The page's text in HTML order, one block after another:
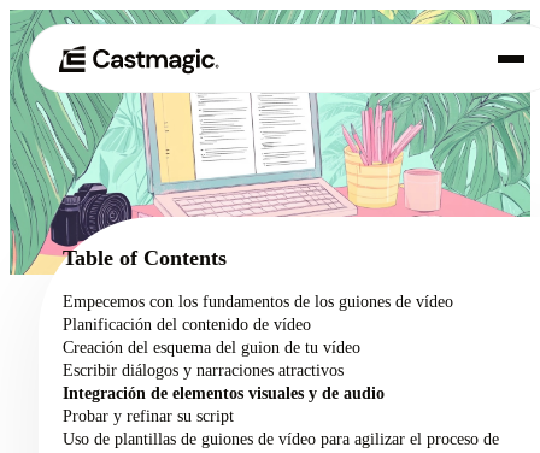
01 Producto
02 Casos de uso
Precios
Acerca de nosotros
Table of Contents
Empecemos con los fundamentos de los guiones de vídeo
Planificación del contenido de vídeo
Creación del esquema del guion de tu vídeo
Escribir diálogos y narraciones atractivos
Integración de elementos visuales y de audio
Probar y refinar su script
Uso de plantillas de guiones de vídeo para agilizar el proceso de